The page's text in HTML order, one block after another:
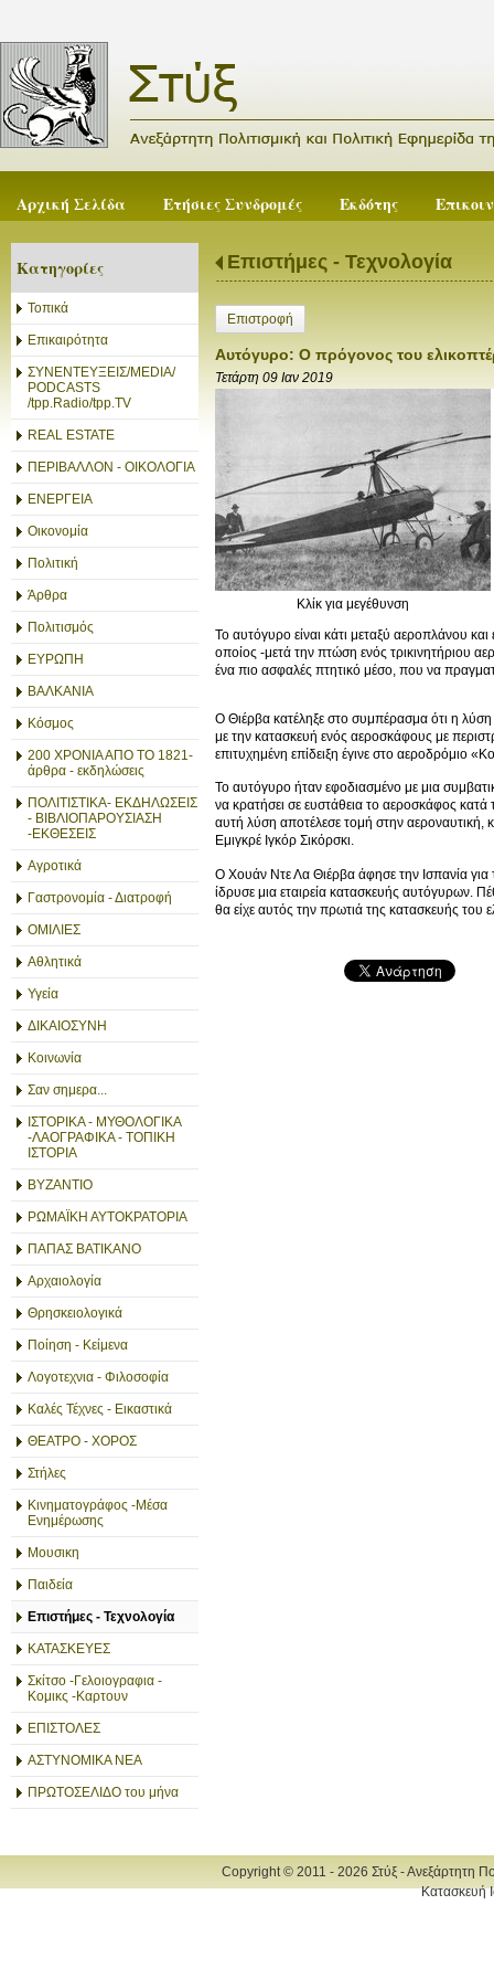
Αρχική Σελίδα Ετήσιες Συνδρομές Εκδότης
Κατηγορίες
Τοπικά
Επικαιρότητα
ΣΥΝΕΝΤΕΥΞΕΙΣ/MEDIA/
PODCASTS
/tpp.Radio/tpp.TV
REAL ESTATE
ΠΕΡΙΒΑΛΛΟΝ - ΟΙΚΟΛΟΓΙΑ
ΕΝΕΡΓΕΙΑ
Οικονομία
Πολιτική
Άρθρα
Πολιτισμός
ΕΥΡΩΠΗ
ΒΑΛΚΑΝΙΑ
Κόσμος
200 ΧΡΟΝΙΑ ΑΠΟ ΤΟ 1821-
άρθρα - εκδηλώσεις
ΠΟΛΙΤΙΣΤΙΚΑ- ΕΚΔΗΛΩΣΕΙΣ
- ΒΙΒΛΙΟΠΑΡΟΥΣΙΑΣΗ
-ΕΚΘΕΣΕΙΣ
Αγροτικά
Γαστρονομία - Διατροφή
ΟΜΙΛΙΕΣ
Αθλητικά
Υγεία
ΔΙΚΑΙΟΣΥΝΗ
Κοινωνία
Σαν σημερα...
ΙΣΤΟΡΙΚΑ - ΜΥΘΟΛΟΓΙΚΑ
-ΛΑΟΓΡΑΦΙΚΑ - ΤΟΠΙΚΗ
ΙΣΤΟΡΙΑ
ΒΥΖΑΝΤΙΟ
ΡΩΜΑΪΚΗ ΑΥΤΟΚΡΑΤΟΡΙΑ
ΠΑΠΑΣ ΒΑΤΙΚΑΝΟ
Αρχαιολογία
Θρησκειολογικά
Ποίηση - Κείμενα
Λογοτεχνια - Φιλοσοφία
Καλές Τέχνες - Εικαστικά
ΘΕΑΤΡΟ - ΧΟΡΟΣ
Στήλες
Κινηματογράφος -Μέσα
Ενημέρωσης
Μουσικη
Παιδεία
Επιστήμες - Τεχνολογία
ΚΑΤΑΣΚΕΥΕΣ
Σκίτσο -Γελοιογραφια -
Κομικς -Καρτουν
ΕΠΙΣΤΟΛΕΣ
ΑΣΤΥΝΟΜΙΚΑ ΝΕΑ
ΠΡΩΤΟΣΕΛΙΔΟ του μήνα
Επιστήμες - Τεχνολογία
Επιστροφή
Αυτόγυρο: Ο πρόγονος του
Τετάρτη 09 Ιαν 2019
Κλίκ για μεγέθυνση
Το αυτόγυρο είναι κάτι μεταξύ αεροπλάνου
οποίος -μετά την πτώση ενός τρικινητήριου
ένα πιο ασφαλές πτητικό μέσο, που να
Ο Θιέρβα κατέληξε στο συμπέρασμα ότι η
με την κατασκευή ενός αεροσκάφους με
επιτυχημένη επίδειξη έγινε στο αεροδρόμιο
Το αυτόγυρο ήταν εφοδιασμένο με μια
να κρατήσει σε ευστάθεια το αεροσκάφος
αυτή λύση αποτέλεσε τομή στην αεροναυτική,
Εμιγκρέ Ιγκόρ Σικόρσκι.
Ο Χουάν Ντε Λα Θιέρβα άφησε την Ισπανία
ίδρυσε μια εταιρεία κατασκευής αυτόγυρων.
θα είχε αυτός την πρωτιά της κατασκευής του
Copyright © 2011 - 2026 Στύξ - Ανεξάρτητη
Κατασκευή